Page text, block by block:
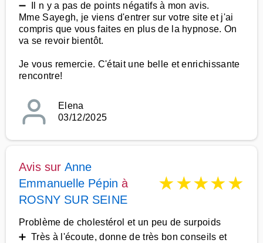
➖ Il n y a pas de points négatifs à mon avis.
Mme Sayegh, je viens d'entrer sur votre site et j'ai
compris que vous faites en plus de la hypnose. On
va se revoir bientôt.
Je vous remercie. C'était une belle et enrichissante
rencontre!
Elena
03/12/2025
Avis sur Anne
Emmanuelle Pépin à
ROSNY SUR SEINE
★★★★★
Problème de cholestérol et un peu de surpoids
➕ Très à l'écoute, donne de très bon conseils et